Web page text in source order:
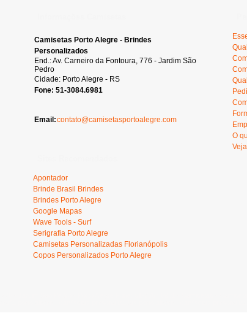
Camisetas Porto Alegre - Brindes
Personalizados
End.: Av. Carneiro da Fontoura, 776 - Jardim São
Pedro
Cidade: Porto Alegre - RS
Fone: 51-3084.6981
Email:contato@camisetasportoalegre.com
Apontador
Brinde Brasil Brindes
Brindes Porto Alegre
Google Mapas
Wave Tools - Surf
Serigrafia Porto Alegre
Camisetas Personalizadas Florianópolis
Copos Personalizados Porto Alegre
O